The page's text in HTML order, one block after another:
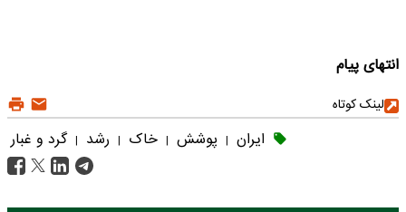
انتهای پیام
لینک کوتاه
ایران | پوشش | خاک | رشد | گرد و غبار